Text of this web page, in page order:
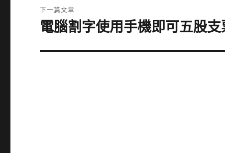
文
章:
下一篇文章
下
篇
電腦割字使用手機即可五股